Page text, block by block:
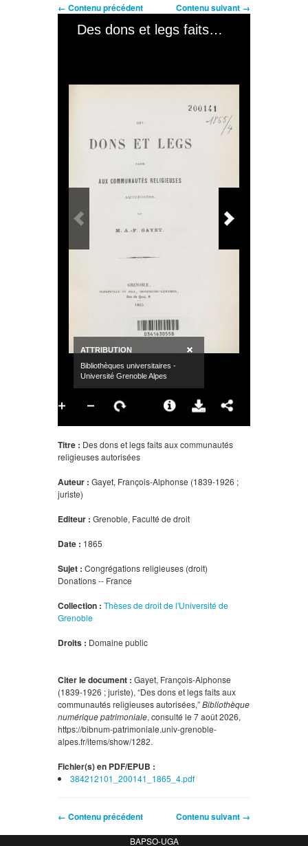
← Contenu précédent Contenu suivant →
Titre : Des dons et legs faits aux communautés
religieuses autorisées
Auteur : Gayet, François-Alphonse (1839-1926 ;
juriste)
Editeur : Grenoble, Faculté de droit
Date : 1865
Sujet : Congrégations religieuses (droit)
Donations -- France
Collection : Thèses de droit de l'Université de
Grenoble
Droits : Domaine public
Citer le document : Gayet, François-Alphonse
(1839-1926 ; juriste), “Des dons et legs faits aux
communautés religieuses autorisées,”Bibliothèque
numérique patrimoniale, consulté le 7 août 2026,
https://bibnum-patrimoniale.univ-grenoble-
alpes.fr/items/show/1282.
Fichier(s) en PDF/EPUB :
384212101_200141_1865_4.pdf
← Contenu précédent Contenu suivant →
BAPSO-UGA